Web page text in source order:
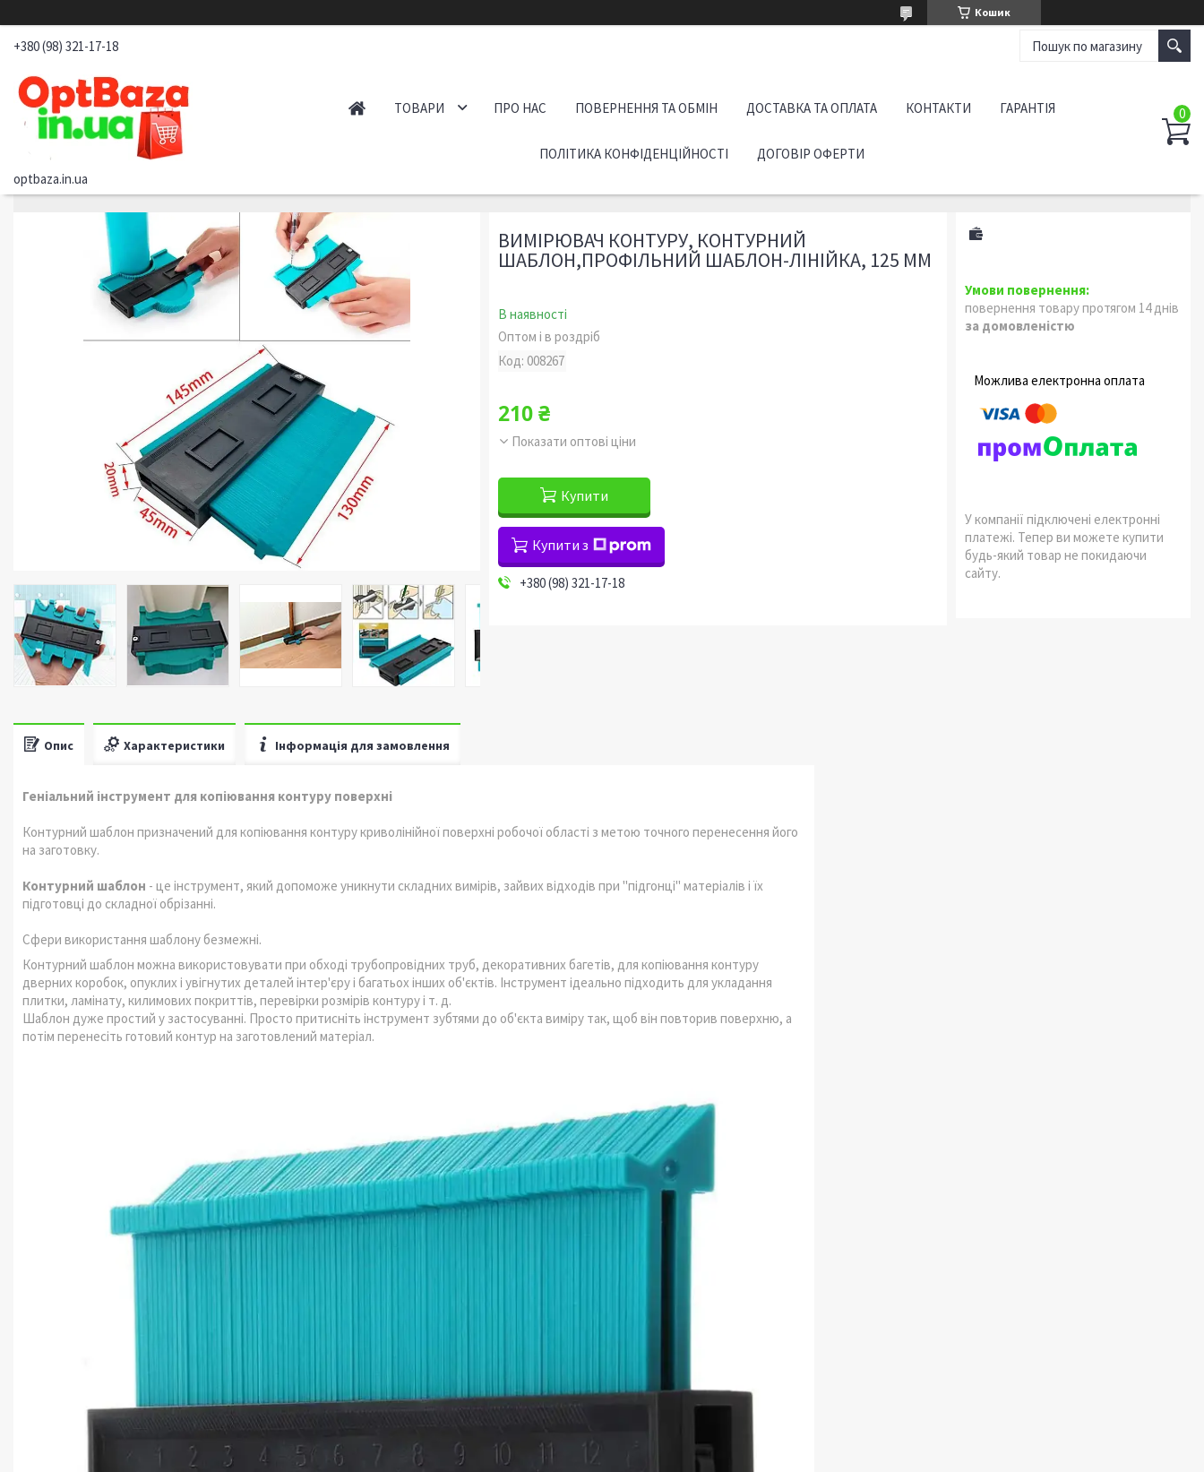
Кошик
+380 (98) 321-17-18
optbaza.in.ua
ТОВАРИ ПРО НАС ПОВЕРНЕННЯ ТА ОБМІН ДОСТАВКА ТА ОПЛАТА КОНТАКТИ ГАРАНТІЯ
ПОЛІТИКА КОНФІДЕНЦІЙНОСТІ ДОГОВІР ОФЕРТИ
ВИМІРЮВАЧ КОНТУРУ, КОНТУРНИЙ
ШАБЛОН,ПРОФІЛЬНИЙ ШАБЛОН-ЛІНІЙКА, 125 ММ
В наявності
Оптом і в роздріб
Код: 008267
210 ₴
Показати оптові ціни
Купити
Купити з
+380 (98) 321-17-18
повернення товару протягом 14 днів
за домовленістю
У компанії підключені електронні
платежі. Тепер ви можете купити
будь-який товар не покидаючи
сайту.
Опис Характеристики Інформація для замовлення
Геніальний інструмент для копіювання контуру поверхні
Контурний шаблон призначений для копіювання контуру криволінійної поверхні робочої області з метою точного перенесення його
на заготовку.
Контурний шаблон - це інструмент, який допоможе уникнути складних вимірів, зайвих відходів при "підгонці" матеріалів і їх
підготовці до складної обрізанні.
Сфери використання шаблону безмежні.
Контурний шаблон можна використовувати при обході трубопровідних труб, декоративних багетів, для копіювання контуру
дверних коробок, опуклих і увігнутих деталей інтер'єру і багатьох інших об'єктів. Інструмент ідеально підходить для укладання
плитки, ламінату, килимових покриттів, перевірки розмірів контуру і т. д.
Шаблон дуже простий у застосуванні. Просто притисніть інструмент зубтями до об'єкта виміру так, щоб він повторив поверхню, а
потім перенесіть готовий контур на заготовлений матеріал.